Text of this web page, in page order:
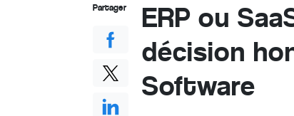
ERP ou
décision
Software
Partager